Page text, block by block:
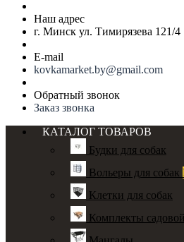
Наш адрес
г. Минск ул. Тимирязева 121/4
E-mail
kovkamarket.by@gmail.com
Обратный звонок
Заказ звонка
КАТАЛОГ ТОВАРОВ
Будки для собак
Вольеры для собак
Клетки для собак
Комплекты